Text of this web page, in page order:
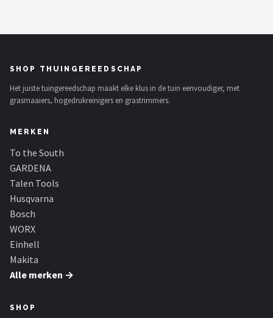
SHOP THUINGEREEDSCHAP
Het juiste tuingereedschap maakt elke klus in de tuin eenvoudiger, met
grasmaaiers, hogedrukreinigers en grastrimmers.
MERKEN
To the South
GARDENA
Talen Tools
Husqvarna
Bosch
WORX
Einhell
Makita
Alle merken →
SHOP